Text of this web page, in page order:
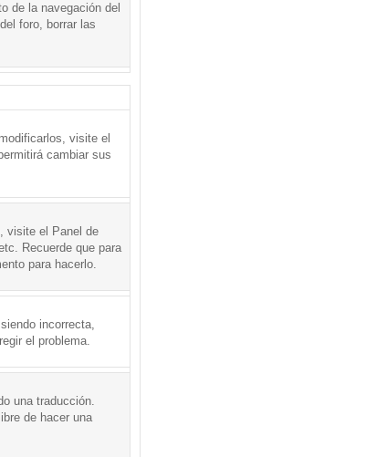
de la navegación del
foro, borrar las
visite el
cambiar sus
visite el Panel de
Recuerde que para
para hacerlo.
incorrecta,
el problema.
una traducción.
de hacer una